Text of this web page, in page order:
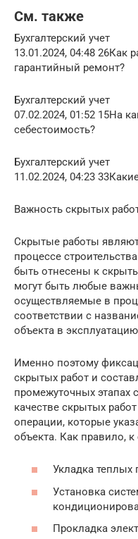
См. также
Бухгалтерский учет
13.01.2024, 04:48 26Как
гарантийный ремонт?
Бухгалтерский учет
07.02.2024, 01:52 15На
себестоимость?
Бухгалтерский учет
11.02.2024, 04:23
Важность скрытых
Скрытые работы
процессе
быть отнесены к
могут быть любые
осуществляемые в
соответствии с
объекта в
Именно поэтому
скрытых работ и
промежуточных этапах
качестве скрытых
операции, которые
объекта. Как правило,
Укладка теплых
Установка
Прокладка